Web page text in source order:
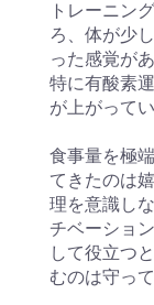
トレーニン
ろ、体が少
った感覚が
特に有酸素
が上がって
食事量を極
てきたのは
理を意識し
チベーショ
して役立つ
むのは守っ